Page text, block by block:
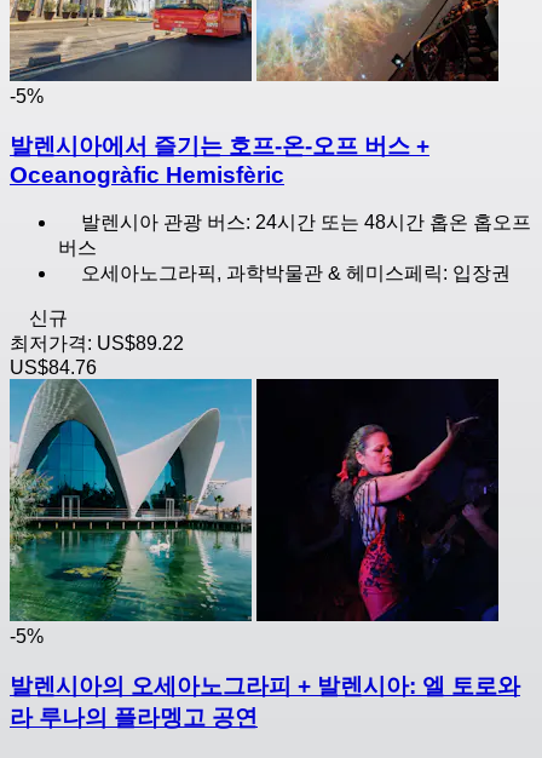
-5%
발렌시아에서 즐기는 호프-온-오프 버스 +
Oceanogràfic Hemisfèric
발렌시아 관광 버스: 24시간 또는 48시간 홉온 홉오프
버스
오세아노그라픽, 과학박물관 & 헤미스페릭: 입장권
신규
최저가격: US$89.22
US$84.76
-5%
발렌시아의 오세아노그라피 + 발렌시아: 엘 토로와
라 루나의 플라멩고 공연